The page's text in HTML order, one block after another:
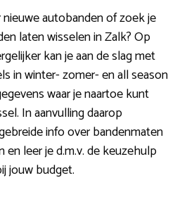
autobanden of zoek je
laten wisselen in Zalk? Op
kan je aan de slag met
in winter- zomer- en all season
waar je naartoe kunt
In aanvulling daarop
info over bandenmaten
en leer je d.m.v. de keuzehulp
jouw budget.